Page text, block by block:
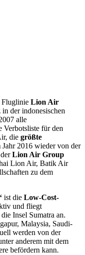
Fluglinie Lion Air
der indonesischen
alle
Verbotsliste für den
die größte
Jahr 2016 wieder von der
Lion Air Group
Lion Air, Batik Air
zu dem
ist die Low-Cost-
und fliegt
Insel Sumatra an.
Malaysia, Saudi-
werden von der
anderem mit dem
befördern kann.